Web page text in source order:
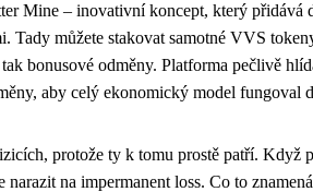
Mine – inovativní koncept, který přidává
Tady můžete stakovat samotné VVS
bonusové odměny. Platforma pečlivě
aby celý ekonomický model fungoval
protože ty k tomu prostě patří. Když
narazit na impermanent loss. Co to